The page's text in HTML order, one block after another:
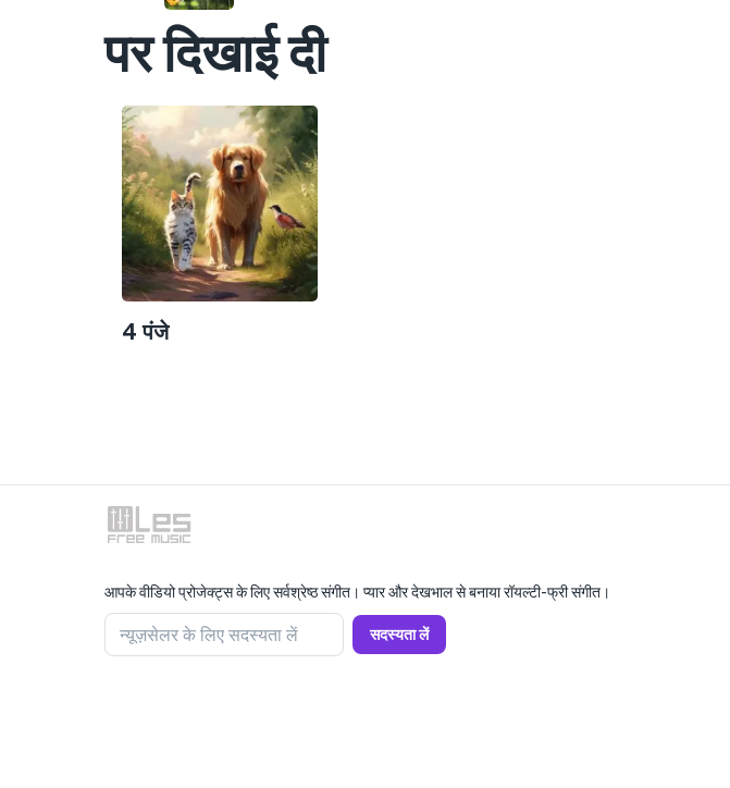
पर दिखाई दी
4 पंजे
आपके वीडियो प्रोजेक्ट्स के लिए सर्वश्रेष्ठ संगीत। प्यार और देखभाल से बनाया रॉयल्टी-फ्री संगीत।
न्यूज़सेलर के लिए सदस्यता लें सदस्यता लें